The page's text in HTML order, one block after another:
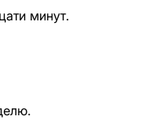
минут.